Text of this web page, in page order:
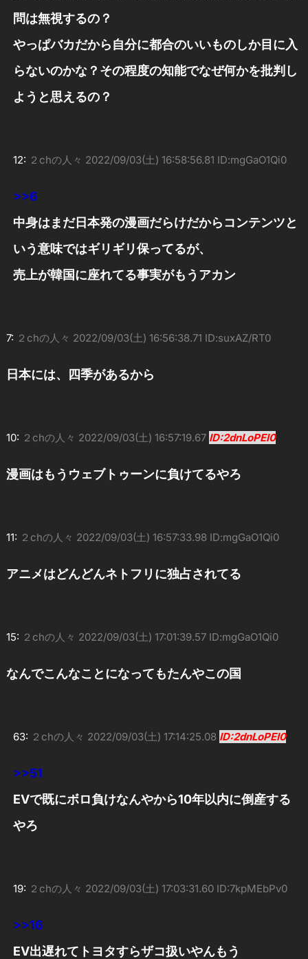
問は無視するの？
やっぱバカだから自分に都合のいいものしか目に入
らないのかな？その程度の知能でなぜ何かを批判し
ようと思えるの？
12: ２chの人々 2022/09/03(土) 16:58:56.81 ID:mgGaO1Qi0
>>6
中身はまだ日本発の漫画だらけだからコンテンツと
いう意味ではギリギリ保ってるが、
売上が韓国に座れてる事実がもうアカン
7: ２chの人々 2022/09/03(土) 16:56:38.71 ID:suxAZ/RT0
日本には、四季があるから
10: ２chの人々 2022/09/03(土) 16:57:19.67 ID:2dnLoPEI0
漫画はもうウェブトゥーンに負けてるやろ
11: ２chの人々 2022/09/03(土) 16:57:33.98 ID:mgGaO1Qi0
アニメはどんどんネトフリに独占されてる
15: ２chの人々 2022/09/03(土) 17:01:39.57 ID:mgGaO1Qi0
なんでこんなことになってもたんやこの国
63: ２chの人々 2022/09/03(土) 17:14:25.08 ID:2dnLoPEI0
>>51
EVで既にボロ負けなんやから10年以内に倒産する
やろ
19: ２chの人々 2022/09/03(土) 17:03:31.60 ID:7kpMEbPv0
>>16
EV出遅れてトヨタすらザコ扱いやんもう